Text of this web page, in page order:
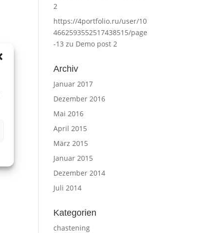
2
https://4portfolio.ru/user/10
4662593552517438515/page
-13 zu Demo post 2
Archiv
Januar 2017
Dezember 2016
Mai 2016
April 2015
März 2015
Januar 2015
Dezember 2014
Juli 2014
Kategorien
chastening